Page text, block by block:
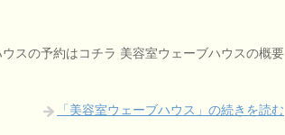
スの予約はコチラ 美容室ウェーブハウスの概要
「美容室ウェーブハウス」の続きを読む